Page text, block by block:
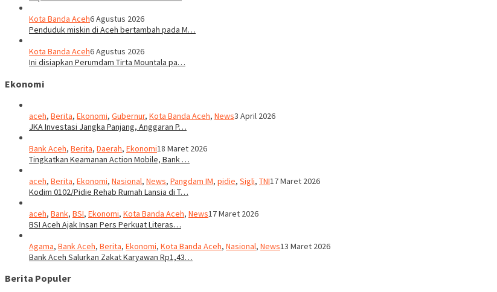
Kota Banda Aceh6 Agustus 2026
Penduduk miskin di Aceh bertambah pada M…
Kota Banda Aceh6 Agustus 2026
Ini disiapkan Perumdam Tirta Mountala pa…
Ekonomi
aceh, Berita, Ekonomi, Gubernur, Kota Banda Aceh, News3 April 2026
JKA Investasi Jangka Panjang, Anggaran P…
Bank Aceh, Berita, Daerah, Ekonomi18 Maret 2026
Tingkatkan Keamanan Action Mobile, Bank …
aceh, Berita, Ekonomi, Nasional, News, Pangdam IM, pidie, Sigli, TNI17 Maret 2026
Kodim 0102/Pidie Rehab Rumah Lansia di T…
aceh, Bank, BSI, Ekonomi, Kota Banda Aceh, News17 Maret 2026
BSI Aceh Ajak Insan Pers Perkuat Literas…
Agama, Bank Aceh, Berita, Ekonomi, Kota Banda Aceh, Nasional, News13 Maret 2026
Bank Aceh Salurkan Zakat Karyawan Rp1,43…
Berita Populer